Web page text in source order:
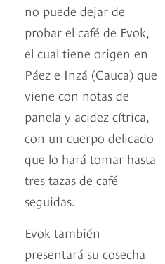
no puede dejar de
probar el café de Evok,
el cual tiene origen en
Páez e Inzá (Cauca) que
viene con notas de
panela y acidez cítrica,
con un cuerpo delicado
que lo hará tomar hasta
tres tazas de café
seguidas.
Evok también
presentará su cosecha